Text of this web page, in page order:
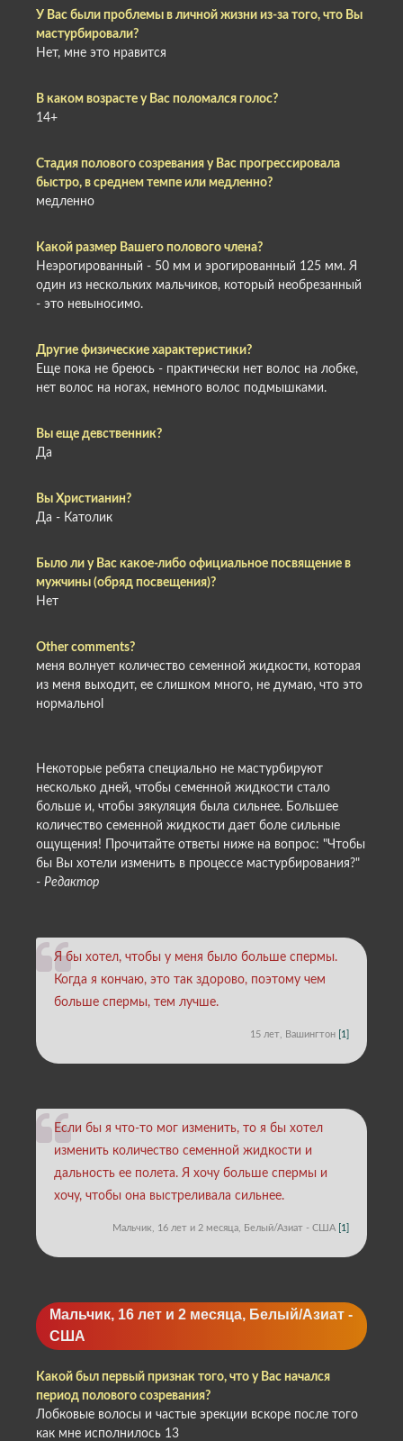
У Вас были проблемы в личной жизни из-за того, что Вы
мастурбировали?
Нет, мне это нравится
В каком возрасте у Вас поломался голос?
14+
Стадия полового созревания у Вас прогрессировала
быстро, в среднем темпе или медленно?
медленно
Какой размер Вашего полового члена?
Неэрогированный - 50 мм и эрогированный 125 мм. Я
один из нескольких мальчиков, который необрезанный
- это невыносимо.
Другие физические характеристики?
Еще пока не бреюсь - практически нет волос на лобке,
нет волос на ногах, немного волос подмышками.
Вы еще девственник?
Да
Вы Христианин?
Да - Католик
Было ли у Вас какое-либо официальное посвящение в
мужчины (обряд посвещения)?
Нет
Other comments?
меня волнует количество семенной жидкости, которая
из меня выходит, ее слишком много, не думаю, что это
нормальноl
Некоторые ребята специально не мастурбируют
несколько дней, чтобы семенной жидкости стало
больше и, чтобы эякуляция была сильнее. Большее
количество семенной жидкости дает боле сильные
ощущения! Прочитайте ответы ниже на вопрос: "Чтобы
бы Вы хотели изменить в процессе мастурбирования?"
- Редактор
Я бы хотел, чтобы у меня было больше спермы.
Когда я кончаю, это так здорово, поэтому чем
больше спермы, тем лучше.
15 лет, Вашингтон [1]
Если бы я что-то мог изменить, то я бы хотел
изменить количество семенной жидкости и
дальность ее полета. Я хочу больше спермы и
хочу, чтобы она выстреливала сильнее.
Мальчик, 16 лет и 2 месяца, Белый/Азиат - США [1]
Мальчик, 16 лет и 2 месяца, Белый/Азиат -
США
Какой был первый признак того, что у Вас начался
период полового созревания?
Лобковые волосы и частые эрекции вскоре после того
как мне исполнилось 13